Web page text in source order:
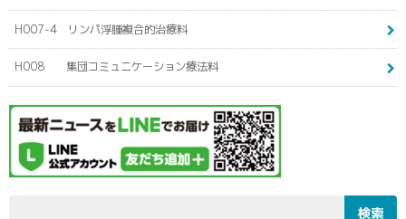
H007-4 リンパ浮腫複合的治療料
H008 集団コミュニケーション療法料